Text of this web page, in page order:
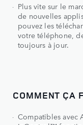
Plus vite sur le
de nouvelles
pouvez les
votre téléphone,
toujours à jour.
COMMENT ÇA
Compatibles avec